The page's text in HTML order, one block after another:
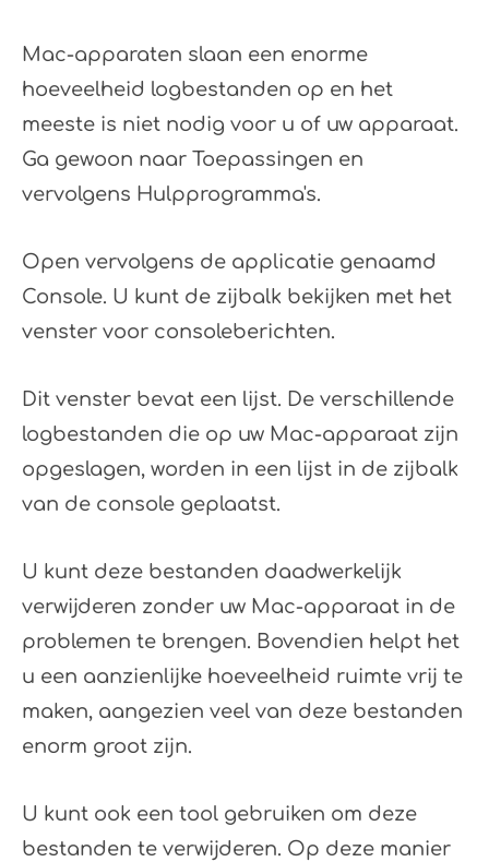
Mac-apparaten slaan een enorme
hoeveelheid logbestanden op en het
meeste is niet nodig voor u of uw apparaat.
Ga gewoon naar Toepassingen en
vervolgens Hulpprogramma's.
Open vervolgens de applicatie genaamd
Console. U kunt de zijbalk bekijken met het
venster voor consoleberichten.
Dit venster bevat een lijst. De verschillende
logbestanden die op uw Mac-apparaat zijn
opgeslagen, worden in een lijst in de zijbalk
van de console geplaatst.
U kunt deze bestanden daadwerkelijk
verwijderen zonder uw Mac-apparaat in de
problemen te brengen. Bovendien helpt het
u een aanzienlijke hoeveelheid ruimte vrij te
maken, aangezien veel van deze bestanden
enorm groot zijn.
U kunt ook een tool gebruiken om deze
bestanden te verwijderen. Op deze manier